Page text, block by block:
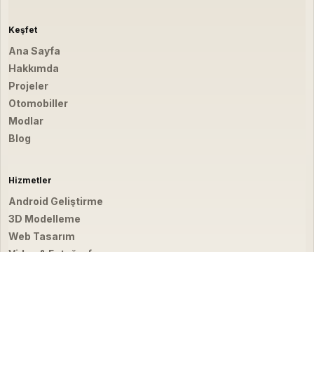
Keşfet
Ana Sayfa
Hakkımda
Projeler
Otomobiller
Modlar
Blog
Hizmetler
Android Geliştirme
3D Modelleme
Web Tasarım
Video & Fotoğraf